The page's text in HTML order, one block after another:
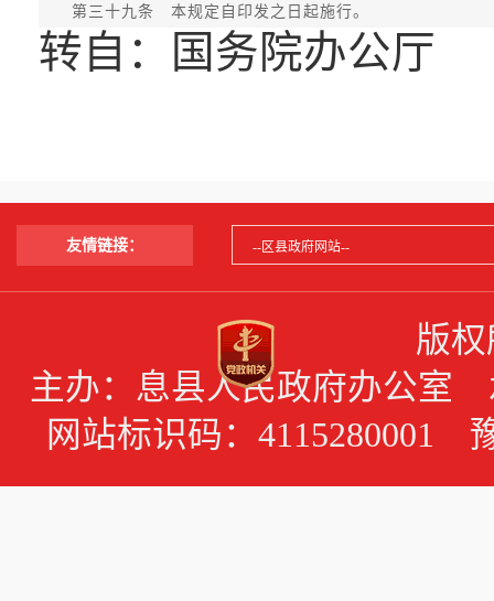
第三十九条 本规定自印发之日起施行。
转自：国务院办公厅
友情链接：
版
主办：息县人民政府办公室
网站标识码：4115280001